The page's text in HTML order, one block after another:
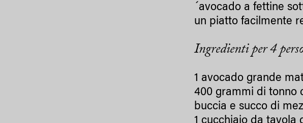
´avocado a fettine
un piatto facilmente
Ingredienti per 4
1 avocado grande
400 grammi di tonno
buccia e succo di